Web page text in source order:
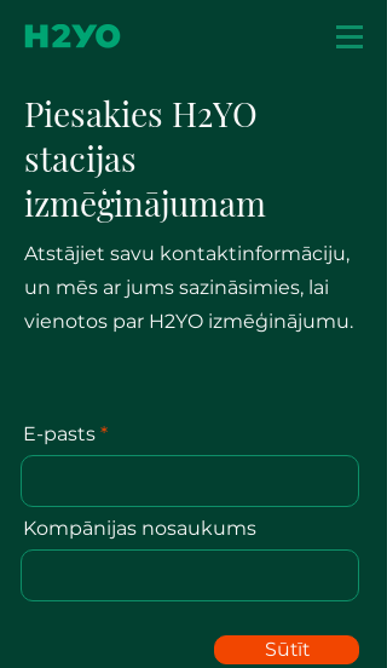
Piesakies H2YO
stacijas
izmēģinājumam
Atstājiet savu kontaktinformāciju,
un mēs ar jums sazināsimies, lai
vienotos par H2YO izmēģinājumu.
E-pasts
Kompānijas nosaukums
Sūtīt